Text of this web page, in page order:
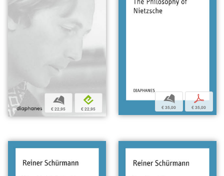
b
€ 22,95
e
€ 22,95
b
€ 35,00
p
€ 35,00